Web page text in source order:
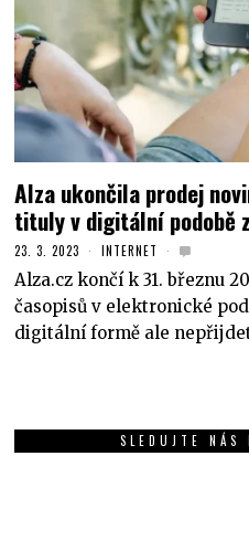
Alza ukončila prodej
tituly v digitální podobě
23. 3. 2023 INTERNET
Alza.cz končí k 31. březnu
časopisů v elektronické
digitální formě ale
SLEDUJTE NÁS